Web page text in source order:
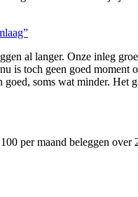
al langer. Onze inleg
is toch geen goed
soms wat minder.
per maand beleggen over